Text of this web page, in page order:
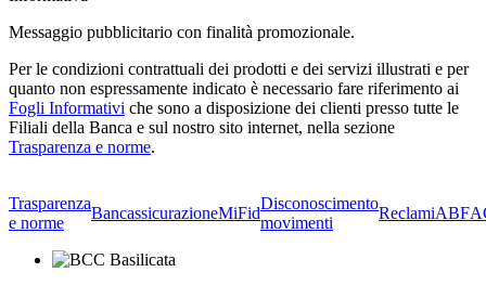
Messaggio pubblicitario con finalità promozionale.
Per le condizioni contrattuali dei prodotti e dei servizi illustrati e per
quanto non espressamente indicato è necessario fare riferimento ai
Fogli Informativi che sono a disposizione dei clienti presso tutte le
Filiali della Banca e sul nostro sito internet, nella sezione
Trasparenza e norme.
Trasparenza
e norme
BancassicurazioneMiFid
Disconoscimento
movimenti
ReclamiABF